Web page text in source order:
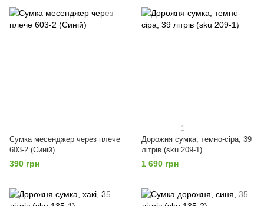
Сумка месенджер через плече
603-2 (Синій)
390 грн
1
Дорожня сумка, темно-сіра, 39
літрів (sku 209-1)
1 690 грн